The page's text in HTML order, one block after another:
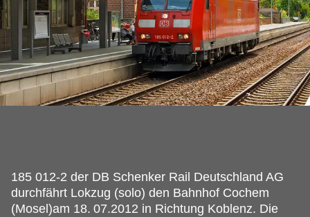
185 012-2 der DB Schenker Rail Deutschland AG
durchfährt Lokzug (solo) den Bahnhof Cochem
(Mosel)am 18. 07.2012 in Richtung Koblenz. Die